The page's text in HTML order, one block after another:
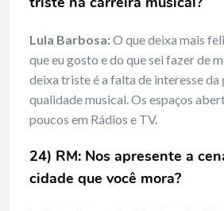
Lula Barbosa:O que deixa mais
que eu gosto e do que sei fazer de
deixa triste é a falta de interesse da
qualidade musical. Os espaços
poucos em Rádios e TV.
24) RM: Nos apresente a
cidade que você mora?